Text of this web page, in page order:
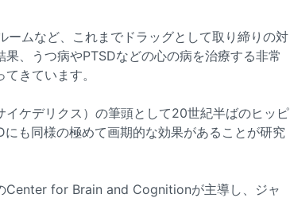
ムなど、これまでドラッグとして取り締りの対
、うつ病やPTSDなどの心の病を治療する非常
きています。
ケデリクス）の筆頭として20世紀半ばのヒッピ
も同様の極めて画期的な効果があることが研究
Center for Brain and Cognitionが主導し、ジャ